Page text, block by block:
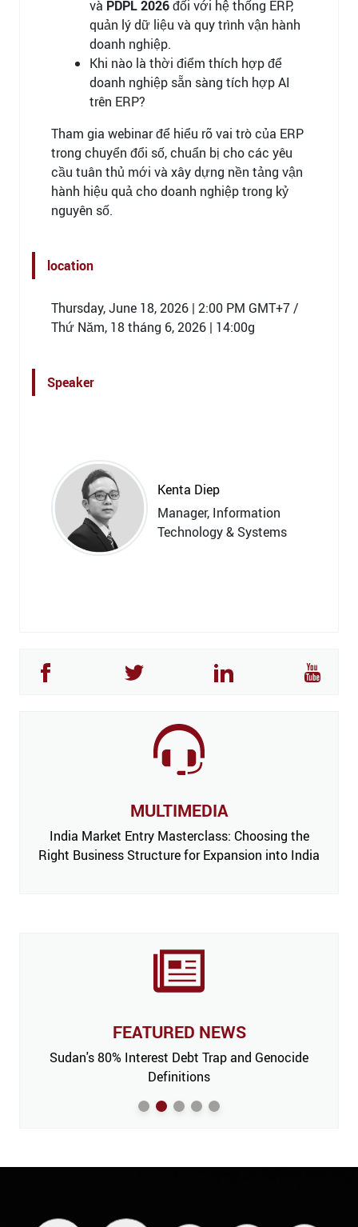
và PDPL 2026đối với hệ thống ERP,
quản lý dữ liệu và quy trình vận hành
doanh nghiệp.
Khi nào là thời điểm thích hợp để
doanh nghiệp sẵn sàng tích hợp AI
trên ERP?
Tham gia webinar để hiểu rõ vai trò của ERP
trong chuyển đổi số, chuẩn bị cho các yêu
cầu tuân thủ mới và xây dựng nền tảng vận
hành hiệu quả cho doanh nghiệp trong kỷ
nguyên số.
location
Thursday, June 18, 2026 | 2:00 PM GMT+7 /
Thứ Năm, 18 tháng 6, 2026 | 14:00g
Speaker
Kenta Diep
Manager, Information
Technology & Systems
MULTIMEDIA
India Market Entry Masterclass: Choosing the
Right Business Structure for Expansion into India
FEATURED NEWS
Sudan's 80% Interest Debt Trap and Genocide
Definitions